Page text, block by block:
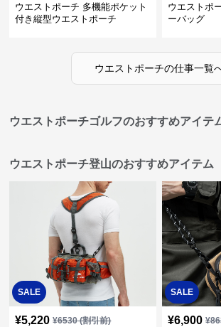
ウエストポーチ 多機能ポケット
付き縦型ウエストポーチ
ウエストポ
ーバッグ
ウエストポーチの仕事一覧
ウエストポーチゴルフのおすすめアイテ
ウエストポーチ登山のおすすめアイテム
SALE
¥5,220 ¥6530(割引前)
SALE
¥6,900 ¥